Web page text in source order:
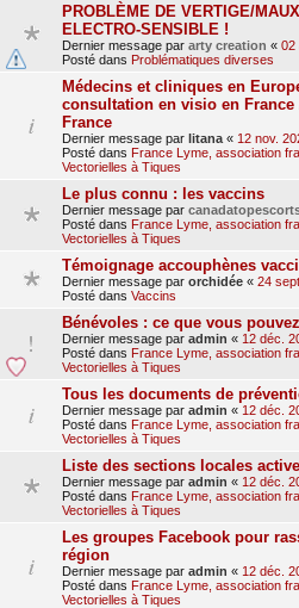
PROBLÈME DE VERTIGE/
ELECTRO-SENSIBLE !
Dernier message par arty creation « 02
Posté dans Problématiques diverses
Médecins et cliniques en
consultation en visio en
France
Dernier message par litana « 12 nov.
Posté dans France Lyme, association
Vectorielles à Tiques
Le plus connu : les vaccins
Dernier message par
Posté dans France Lyme, association
Vectorielles à Tiques
Témoignage accouphènes
Dernier message par orchidée « 24
Posté dans Vaccins
Bénévoles : ce que vous
Dernier message par admin « 12 déc.
Posté dans France Lyme, association
Vectorielles à Tiques
Tous les documents de
Dernier message par admin « 12 déc.
Posté dans France Lyme, association
Vectorielles à Tiques
Liste des sections locales
Dernier message par admin « 12 déc.
Posté dans France Lyme, association
Vectorielles à Tiques
Les groupes Facebook pour
région
Dernier message par admin « 12 déc.
Posté dans France Lyme, association
Vectorielles à Tiques